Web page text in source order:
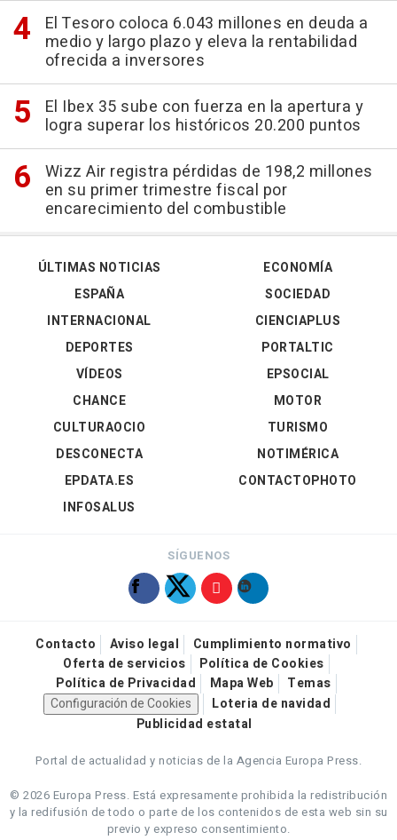
El Tesoro coloca 6.043 millones en deuda a
medio y largo plazo y eleva la rentabilidad
ofrecida a inversores
El Ibex 35 sube con fuerza en la apertura y
logra superar los históricos 20.200 puntos
Wizz Air registra pérdidas de 198,2 millones
en su primer trimestre fiscal por
encarecimiento del combustible
ÚLTIMAS NOTICIAS
ESPAÑA
INTERNACIONAL
DEPORTES
VÍDEOS
ECONOMÍA
SOCIEDAD
CIENCIAPLUS
PORTALTIC
EPSOCIAL
CHANCE
CULTURAOCIO
DESCONECTA
EPDATA.ES
INFOSALUS
MOTOR
TURISMO
NOTIMÉRICA
CONTACTOPHOTO
SÍGUENOS
Contacto Aviso legal
Cumplimiento normativo
Oferta de servicios
Política de Cookies
Política de Privacidad
Mapa Web
Temas
Configuración de Cookies
Loteria de navidad
Publicidad estatal
Portal de actualidad y noticias de la Agencia Europa Press.
© 2026 Europa Press. Está expresamente prohibida la redistribución
y la redifusión de todo o parte de los contenidos de esta web sin su
previo y expreso consentimiento.